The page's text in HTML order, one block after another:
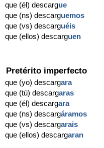
que (él) descargue
que (ns) descarguemos
que (vs) descarguéis
que (ellos) descarguen
Pretérito imperfecto
que (yo) descargara
que (tú) descargaras
que (él) descargara
que (ns) descargáramos
que (vs) descargarais
que (ellos) descargaran